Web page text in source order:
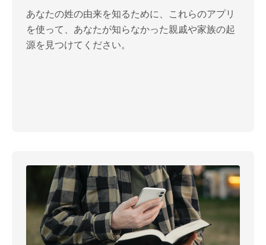
あなたの姓の由来を知るために、これらのアプリ
を使って、あなたが知らなかった親戚や家族の起
源を見つけてください。